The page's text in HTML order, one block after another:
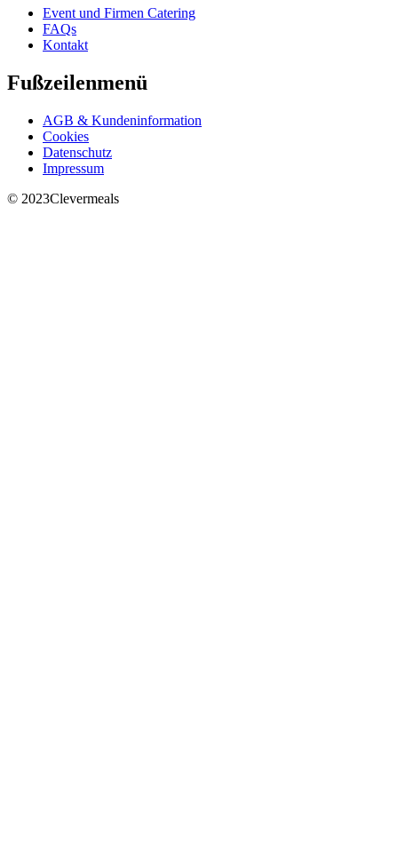
Event und Firmen Catering
FAQs
Kontakt
Fußzeilenmenü
AGB & Kundeninformation
Cookies
Datenschutz
Impressum
© 2023Clevermeals